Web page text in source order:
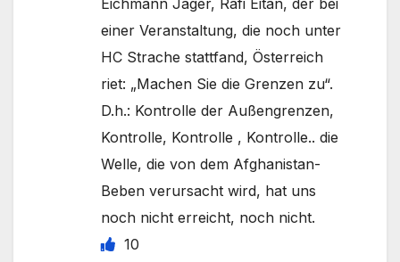
Eichmann Jäger, Rafi Eitan, der bei
einer Veranstaltung, die noch unter
HC Strache stattfand, Österreich
riet: „Machen Sie die Grenzen zu“.
D.h.: Kontrolle der Außengrenzen,
Kontrolle, Kontrolle , Kontrolle.. die
Welle, die von dem Afghanistan-
Beben verursacht wird, hat uns
noch nicht erreicht, noch nicht.
10